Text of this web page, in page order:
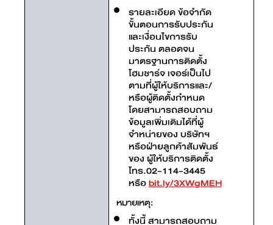
รายละเอียด ข้อจำกัด
ขั้นตอนการรับประกัน
และเงื่อนไขการรับ
ประกัน ตลอดจน
มาตรฐานการติดตั้ง
โฮมชาร์จ เจอร์เป็นไป
ตามที่ผู้ให้บริการและ/
หรือผู้ติดตั้งกำหนด
โดยสามารถสอบถาม
ข้อมูลเพิ่มเติมได้ที่ผู้
จำหน่ายของ บริษัทฯ
หรือฝ่ายลูกค้าสัมพันธ์
ของ ผู้ให้บริการติดตั้ง
โทร.02-114-3445
หรือbit.ly/3XWgMEH
หมายเหตุ:
ทั้งนี้ สามารถสอบถาม